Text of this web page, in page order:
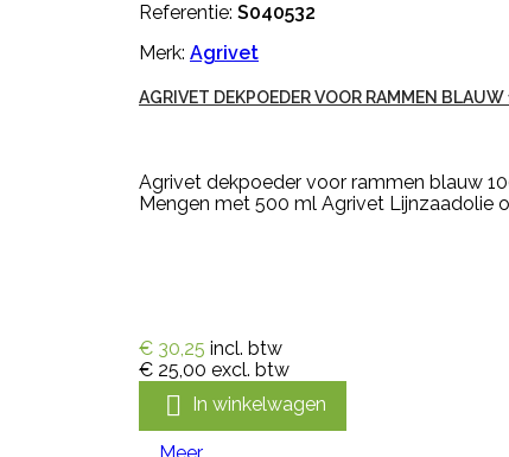
Referentie: S040532
Merk: Agrivet
AGRIVET DEKPOEDER VOOR RAMMEN
Agrivet dekpoeder voor rammen blauw
Mengen met 500 ml Agrivet Lijnzaadolie
€ 30,25 incl. btw
€ 25,00 excl. btw
 In winkelwagen